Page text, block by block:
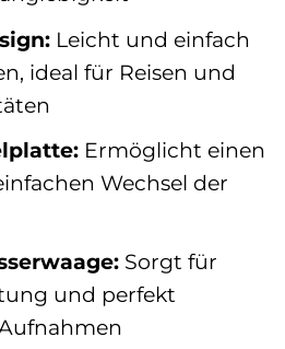
Leicht und einfach
ideal für Reisen und
Ermöglicht einen
Wechsel der
Sorgt für
und perfekt